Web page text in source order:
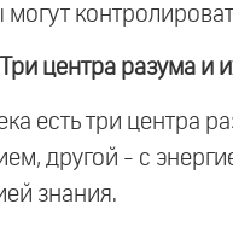
Три центра разума и
есть три центра
другой - с
знания.